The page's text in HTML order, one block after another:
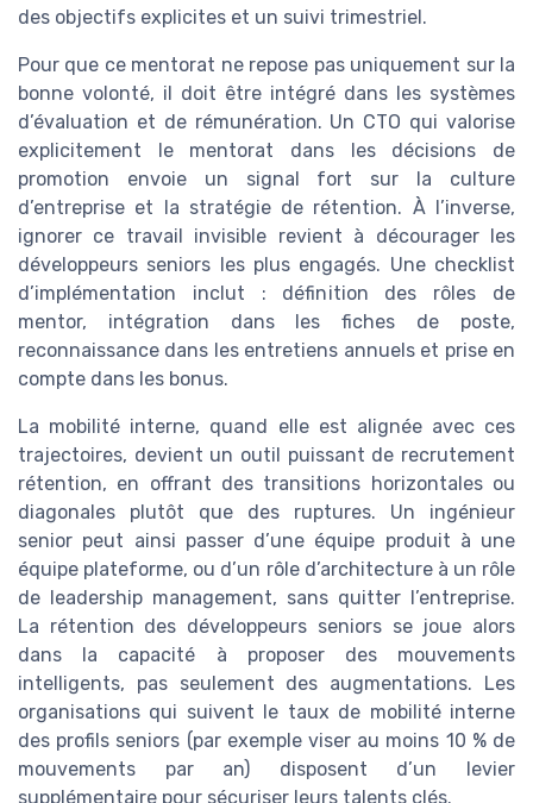
des objectifs explicites et un suivi trimestriel.
Pour que ce mentorat ne repose pas uniquement sur la
bonne volonté, il doit être intégré dans les systèmes
d’évaluation et de rémunération. Un CTO qui valorise
explicitement le mentorat dans les décisions de
promotion envoie un signal fort sur la culture
d’entreprise et la stratégie de rétention. À l’inverse,
ignorer ce travail invisible revient à décourager les
développeurs seniors les plus engagés. Une checklist
d’implémentation inclut : définition des rôles de
mentor, intégration dans les fiches de poste,
reconnaissance dans les entretiens annuels et prise en
compte dans les bonus.
La mobilité interne, quand elle est alignée avec ces
trajectoires, devient un outil puissant de recrutement
rétention, en offrant des transitions horizontales ou
diagonales plutôt que des ruptures. Un ingénieur
senior peut ainsi passer d’une équipe produit à une
équipe plateforme, ou d’un rôle d’architecture à un rôle
de leadership management, sans quitter l’entreprise.
La rétention des développeurs seniors se joue alors
dans la capacité à proposer des mouvements
intelligents, pas seulement des augmentations. Les
organisations qui suivent le taux de mobilité interne
des profils seniors (par exemple viser au moins 10 % de
mouvements par an) disposent d’un levier
supplémentaire pour sécuriser leurs talents clés.